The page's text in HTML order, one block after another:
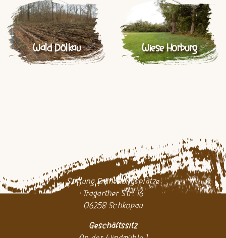
Wald Dölkau Wiese Horburg
Stiftung Erdheilungsplätze
Tragarther Str. 16
06258 Schkopau
Geschäftssitz